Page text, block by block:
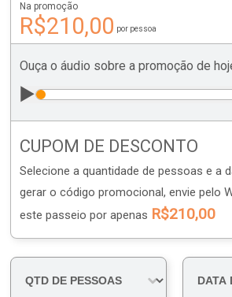
Na promoção
R$210,00 por pessoa
Ouça o áudio sobre a promoção de
▶️
CUPOM DE DESCONTO
Selecione a quantidade de pessoas e a
gerar o código promocional, envie pelo
este passeio por apenas R$210,00